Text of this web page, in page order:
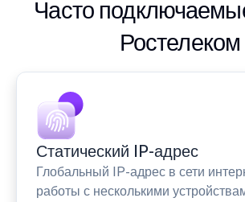
Часто
Ростелеком
Статический IP-адрес
Глобальный IP-адрес в сети
работы с несколькими